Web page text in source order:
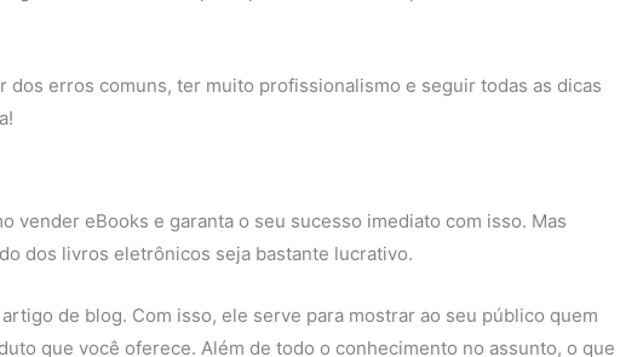
dos erros comuns, ter muito profissionalismo e seguir todas as dicas
vender eBooks e garanta o seu sucesso imediato com isso. Mas
dos livros eletrônicos seja bastante lucrativo.
de blog. Com isso, ele serve para mostrar ao seu público quem
que você oferece. Além de todo o conhecimento no assunto, o que